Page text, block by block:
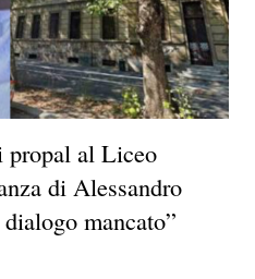
propal al Liceo
di Alessandro
mancato”